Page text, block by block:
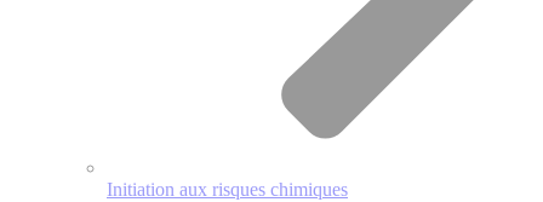
Initiation aux risques chimiques